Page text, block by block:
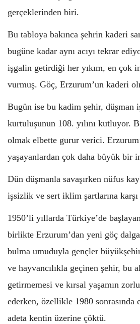
gerçeklerinden biri.
Bu tabloya bakınca şehrin kaderi
bugüne kadar aynı acıyı tekrar
işgalin getirdiği her yıkım, en çok
vurmuş. Göç, Erzurum’un kaderi
Bugün ise bu kadim şehir, düşman
kurtuluşunun 108. yılını kutluyor.
olmak elbette gurur verici.
yaşayanlardan çok daha büyük bir
Dün düşmanla savaşırken nüfus
işsizlik ve sert iklim şartlarına
1950’li yıllarda Türkiye’de
birlikte Erzurum’dan yeni göç
bulma umuduyla gençler
ve hayvancılıkla geçinen şehir, bu
getirmemesi ve kırsal yaşamın
ederken, özellikle 1980 sonrasında
adeta kentin üzerine çöktü.